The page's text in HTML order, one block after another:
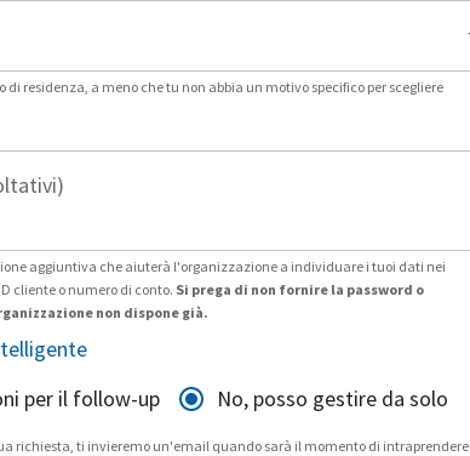
residenza, a meno che tu non abbia un motivo specifico per scegliere
aggiuntiva che aiuterà l'organizzazione a individuare i tuoi dati nei
cliente o numero di conto. Si prega di non fornire la password o
non dispone già.
per il follow-up
No, posso gestire da solo
richiesta, ti invieremo un'email quando sarà il momento di intraprendere